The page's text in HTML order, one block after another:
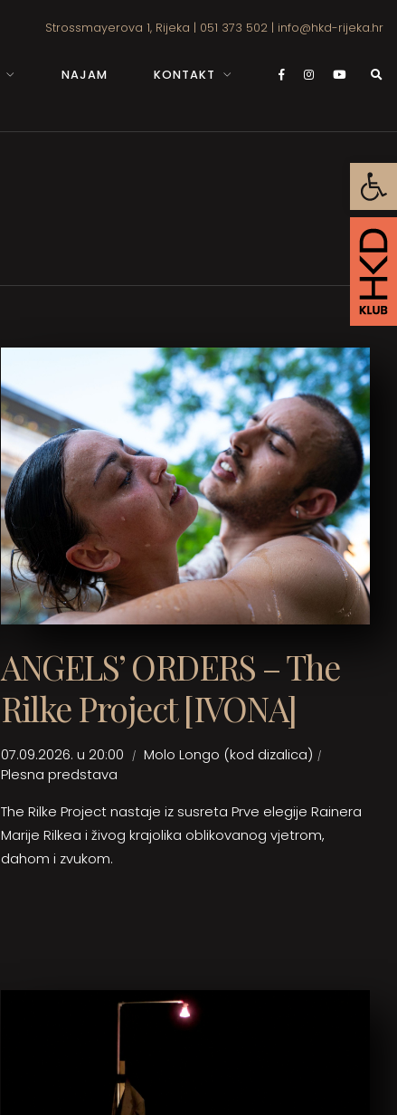
Strossmayerova 1, Rijeka | 051 373 502 | info@hkd-rijeka.hr
NAJAM KONTAKT
ANGELS’ ORDERS – The
Rilke Project [IVONA]
07.09.2026. u 20:00
Molo Longo (kod dizalica)
Plesna predstava
The Rilke Project nastaje iz susreta Prve elegije Rainera
Marije Rilkea i živog krajolika oblikovanog vjetrom,
dahom i zvukom.